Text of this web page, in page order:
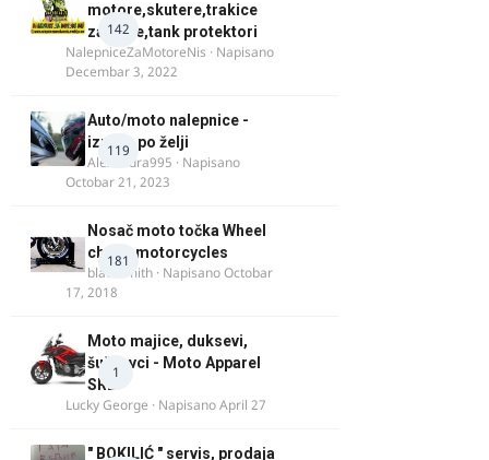
142
motore,skutere,trakice
za felne,tank protektori
NalepniceZaMotoreNis · Napisano
Decembar 3, 2022
119
Auto/moto nalepnice -
izrada po želji
Alexandra995 · Napisano
Octobar 21, 2023
181
Nosač moto točka Wheel
chock motorcycles
blacksmith · NapisanoOctobar
17, 2018
1
Moto majice, duksevi,
šuškavci - Moto Apparel
SRB
Lucky George · NapisanoApril 27
" BOKILIĆ " servis, prodaja